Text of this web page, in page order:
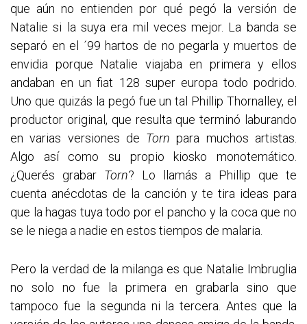
que aún no entienden por qué pegó la versión de
Natalie si la suya era mil veces mejor. La banda se
separó en el ´99 hartos de no pegarla y muertos de
envidia porque Natalie viajaba en primera y ellos
andaban en un fiat 128 super europa todo podrido.
Uno que quizás la pegó fue un tal Phillip Thornalley, el
productor original, que resulta que terminó laburando
en varias versiones de Tornpara muchos artistas.
Algo así como su propio kiosko monotemático.
¿Querés grabar Torn? Lo llamás a Phillip que te
cuenta anécdotas de la canción y te tira ideas para
que la hagas tuya todo por el pancho y la coca que no
se le niega a nadie en estos tiempos de malaria.
Pero la verdad de la milanga es que Natalie Imbruglia
no solo no fue la primera en grabarla sino que
tampoco fue la segunda ni la tercera. Antes que la